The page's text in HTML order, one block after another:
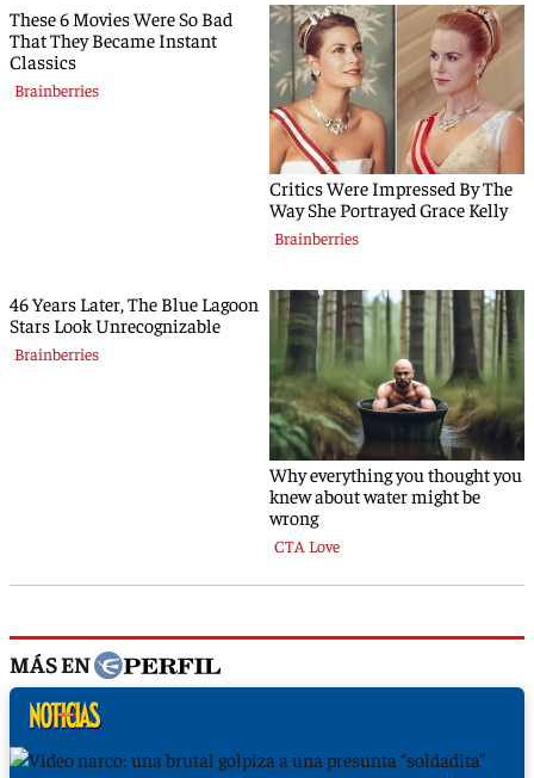
MÁS EN